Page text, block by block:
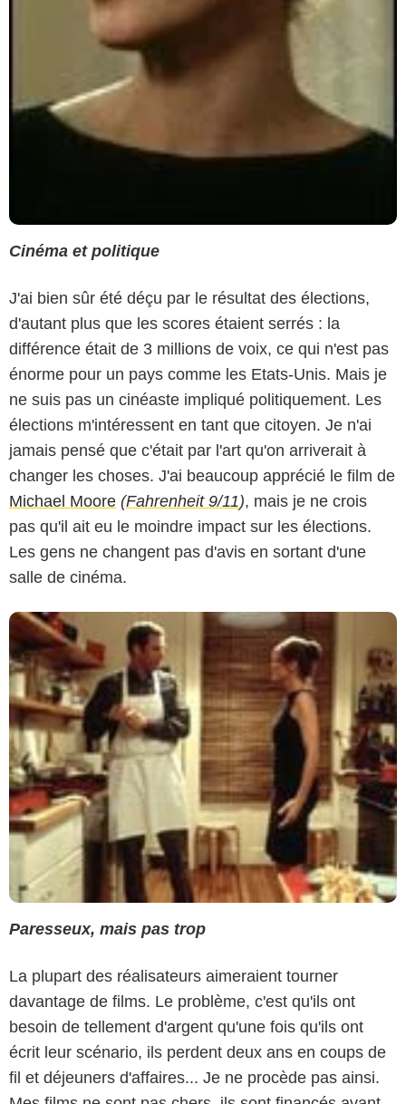
Cinéma et politique
J'ai bien sûr été déçu par le résultat des élections,
d'autant plus que les scores étaient serrés : la
différence était de 3 millions de voix, ce qui n'est pas
énorme pour un pays comme les Etats-Unis. Mais je
ne suis pas un cinéaste impliqué politiquement. Les
élections m'intéressent en tant que citoyen. Je n'ai
jamais pensé que c'était par l'art qu'on arriverait à
changer les choses. J'ai beaucoup apprécié le film de
Michael Moore (Fahrenheit 9/11), mais je ne crois
pas qu'il ait eu le moindre impact sur les élections.
Les gens ne changent pas d'avis en sortant d'une
salle de cinéma.
Paresseux, mais pas trop
La plupart des réalisateurs aimeraient tourner
davantage de films. Le problème, c'est qu'ils ont
besoin de tellement d'argent qu'une fois qu'ils ont
écrit leur scénario, ils perdent deux ans en coups de
fil et déjeuners d'affaires... Je ne procède pas ainsi.